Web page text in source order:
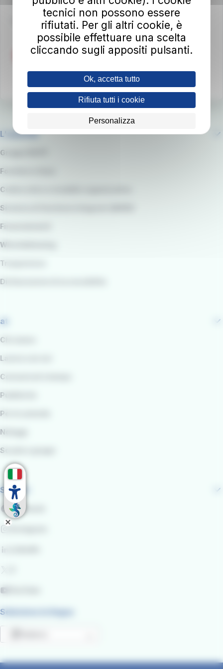
autolineetoscane@pec.it
Per info e reclamiat-bus.it/parlaconat
L'azienda
Gruppo RATP
Fornitori e Gare
Codice etico e modello organizzativo
Sistema di Gestione integrato QARSS
Finanziamenti
Whistleblowing
Trasparenza
Dichiarazione di accessibilità
at
Chi siamo
Lavora con noi
Comunicati stampa
Pubblicità
Per le aziende
Noleggi
Scuole e gruppi
Seguici
Facebook
Seleziona la lingua
tecnici non possono essere
rifiutati. Per gli altri cookie, è
possibile effettuare una scelta
cliccando sugli appositi pulsanti.
Ok, accetta tutto
Rifiuta tutti i cookie
Personalizza